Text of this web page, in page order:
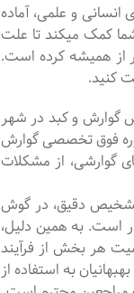
و علمی، آماده
کمک میکند تا علت
از همیشه کرده است.
کنید.
فوق تخصص گوارش و کبد در شهر
فوق تخصصی گوارش
از بیماری های گوارشی، از مشکلات
تشخیص دقیق، در گوش
است. به همین دلیل،
هر بخش از فرآیند
به استفاده از